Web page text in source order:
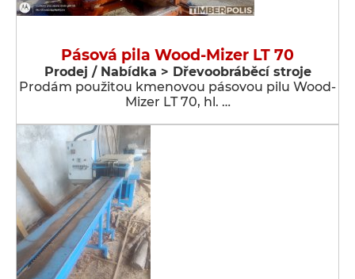
Pásová pila Wood-Mizer LT 70
Prodej / Nabídka > Dřevoobráběcí stroje
Prodám použitou kmenovou pásovou pilu Wood-
Mizer LT 70, hl. …